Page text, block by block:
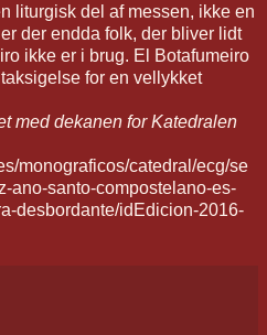
liturgisk del af messen, ikke en
der endda folk, der bliver lidt
ikke er i brug. El Botafumeiro
for en vellykket
med dekanen for Katedralen
monograficos/catedral/ecg/se
ano-santo-compostelano-es-
desbordante/idEdicion-2016-